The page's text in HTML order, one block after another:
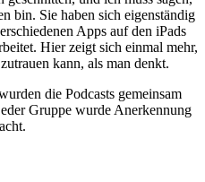
bin. Sie haben sich eigenständig
Apps auf den iPads
Hier zeigt sich einmal mehr,
kann, als man denkt.
die Podcasts gemeinsam
Gruppe wurde Anerkennung